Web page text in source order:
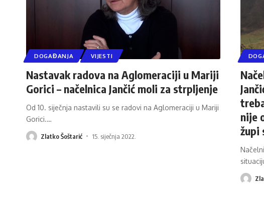
DOGAĐANJA VIJESTI
Nastavak radova na Aglomeraciji u Mariji
Gorici – načelnica Jančić moli za strpljenje
Od 10. siječnja nastavili su se radovi na Aglomeraciji u Mariji
Gorici.…
Zlatko Šoštarić 15. siječnja 2022.
nije
župi